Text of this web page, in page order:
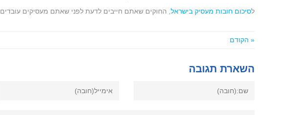
לסיכום חובות מעסיק בישראל , החוקים שאתם חייבים לדעת לפני שאתם מעסיקים עובדים
« הקודם
השארת תגובה